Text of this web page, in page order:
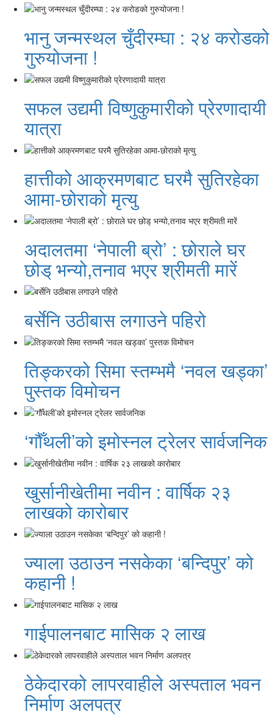
भानु जन्मस्थल चुँदीरम्घा : २४ करोडको
गुरुयोजना !
सफल उद्यमी विष्णुकुमारीको प्रेरणादायी
यात्रा
हात्तीको आक्रमणबाट घरमै सुतिरहेका
आमा-छोराको मृत्यु
अदालतमा ‘नेपाली ब्रो’ : छोराले घर
छोड् भन्यो,तनाव भएर श्रीमती मारें
बर्सेनि उठीबास लगाउने पहिरो
तिङ्करको सिमा स्तम्भमै ‘नवल खड्का’
पुस्तक विमोचन
‘गौँथली’को इमोस्नल ट्रेलर सार्वजनिक
खुर्सानीखेतीमा नवीन : वार्षिक २३
लाखको कारोबार
ज्याला उठाउन नसकेका ‘बन्दिपुर’ को
कहानी !
गाईपालनबाट मासिक २ लाख
ठेकेदारको लापरवाहीले अस्पताल भवन
निर्माण अलपत्र